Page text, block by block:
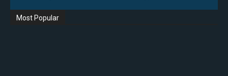
Most Popular